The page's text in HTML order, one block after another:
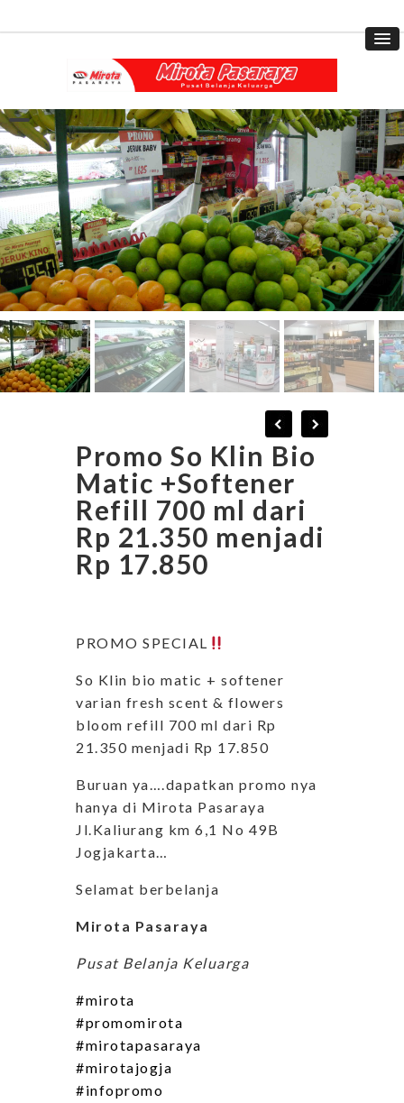
Promo So Klin Bio
Matic +Softener
Refill 700 ml dari
Rp 21.350 menjadi
Rp 17.850
PROMO SPECIAL
So Klin bio matic + softener
varian fresh scent & flowers
bloom refill 700 ml dari Rp
21.350 menjadi Rp 17.850
Buruan ya….dapatkan promo nya
hanya di Mirota Pasaraya
Jl.Kaliurang km 6,1 No 49B
Jogjakarta…
Selamat berbelanja
Mirota Pasaraya
Pusat Belanja Keluarga
#mirota
#promomirota
#mirotapasaraya
#mirotajogja
#infopromo